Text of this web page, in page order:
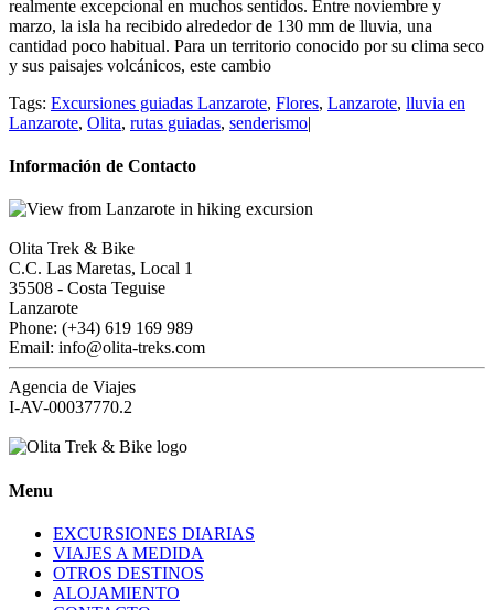
realmente excepcional en muchos sentidos. Entre noviembre y
marzo, la isla ha recibido alrededor de 130 mm de lluvia, una
cantidad poco habitual. Para un territorio conocido por su clima seco
y sus paisajes volcánicos, este cambio
Tags: Excursiones guiadas Lanzarote, Flores, Lanzarote, lluvia en
Lanzarote, Olita, rutas guiadas, senderismo|
Información de Contacto
Olita Trek & Bike
C.C. Las Maretas, Local 1
35508 - Costa Teguise
Lanzarote
Phone: (+34) 619 169 989
Email: info@olita-treks.com
Agencia de Viajes
I-AV-00037770.2
Menu
EXCURSIONES DIARIAS
VIAJES A MEDIDA
OTROS DESTINOS
ALOJAMIENTO